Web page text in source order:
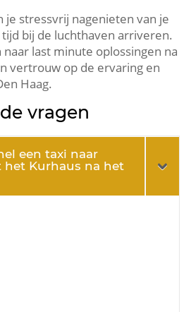
je stressvrij nagenieten van je
bij de luchthaven arriveren.
last minute oplossingen na
vertrouw op de ervaring en
Haag.
vragen
een taxi naar
Kurhaus na het